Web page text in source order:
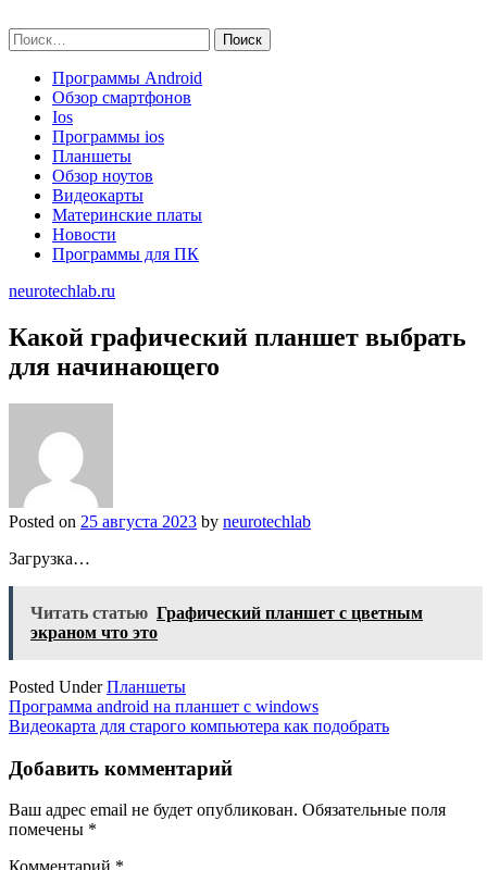
to
content
Найти:
Программы Android
Обзор смартфонов
Ios
Программы ios
Планшеты
Обзор ноутов
Видеокарты
Материнские платы
Новости
Программы для ПК
neurotechlab.ru
Какой графический планшет выбрать
для начинающего
Posted on 25 августа 2023 by neurotechlab
Загрузка…
Читать статью Графический планшет с цветным
экраном что это
Posted UnderПланшеты
Навигация
по
записям
Программа android на планшет с windows
Видеокарта для старого компьютера как подобрать
Добавить комментарий
Ваш адрес email не будет опубликован. Обязательные поля
помечены *